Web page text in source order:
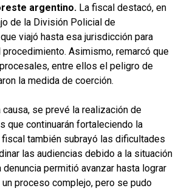
argentino. La fiscal destacó, en
de la División Policial de
viajó hasta esa jurisdicción para
procedimiento. Asimismo, remarcó que
entre ellos el peligro de
la medida de coerción.
causa, se prevé la realización de
que continuarán fortaleciendo la
también subrayó las dificultades
las audiencias debido a la situación
denuncia permitió avanzar hasta lograr
un proceso complejo, pero se pudo